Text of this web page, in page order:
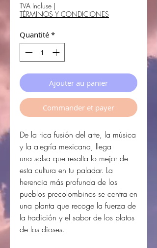
TVA Incluse |
TÉRMINOS Y CONDICIONES
Quantité *
Ajouter au panier
Commander et payer
De la rica fusión del arte, la música
y la alegría mexicana, llega
una salsa que resalta lo mejor de
esta cultura en tu paladar. La
herencia más profunda de los
pueblos precolombinos se centra en
una planta que recoge la fuerza de
la tradición y el sabor de los platos
de los dioses.